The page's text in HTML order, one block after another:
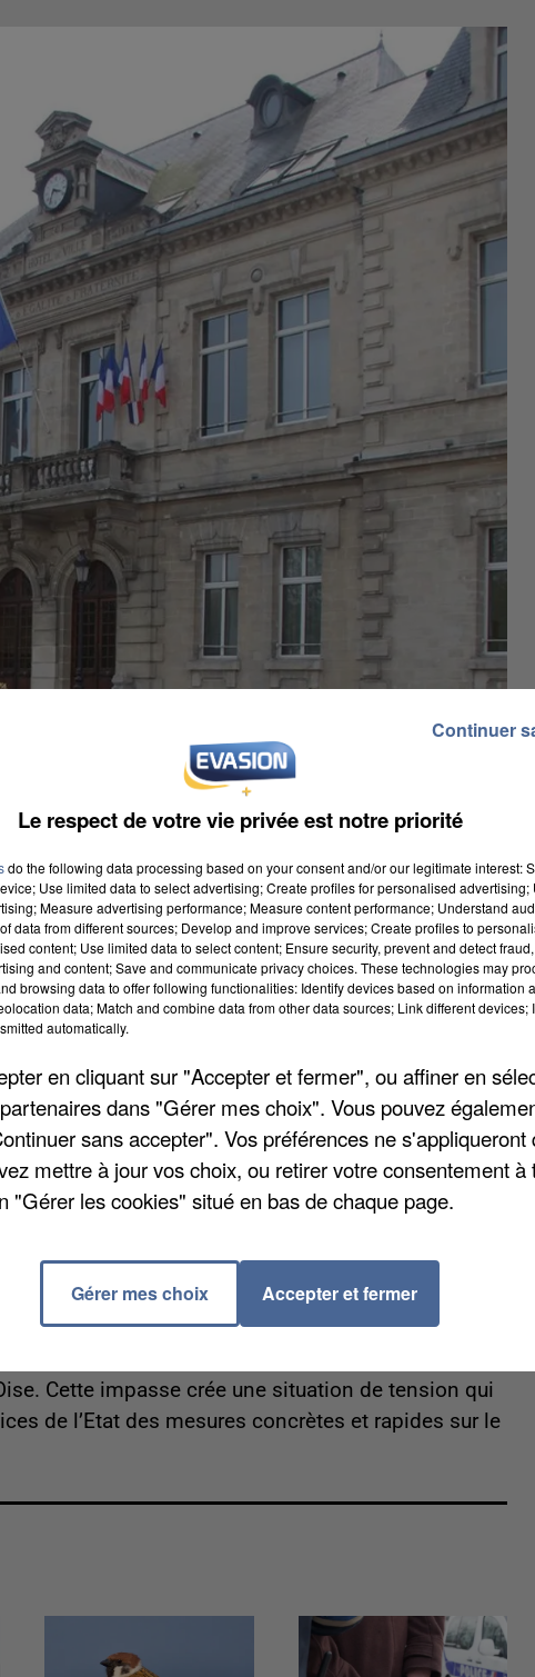
à Creil est occupé par des caravanes
Dans un communiqué, le maire Jean-Claude
Musique avaient dû annuler des dates de concert.
a enjoint aux occupants de quitter les lieux.
auprès des services de l’Etat pour permettre ce
L'édile regrette « les désagréments que causent ces
de la Grange à Musique et les pertes financières
de la ville et de l’agglomération de répondre à la
aucune de nos propositions n’a malheureusement
Cette impasse crée une situation de tension qui
de l’Etat des mesures concrètes et rapides sur le
Le respect de votre vie privée est notre priorité
do the following data processing based on your consent and/or our legitimate interest:
Use limited data to select advertising; Create profiles for personalised advertising;
Measure advertising performance; Measure content performance; Understand
data from different sources; Develop and improve services; Create profiles to
content; Use limited data to select content; Ensure security, prevent and detect
and content; Save and communicate privacy choices. These technologies may
browsing data to offer following functionalities: Identify devices based on information
data; Match and combine data from other data sources; Link different devices;
automatically.
en cliquant sur "Accepter et fermer", ou affiner en
dans "Gérer mes choix". Vous pouvez
sans accepter". Vos préférences ne s'appliqueront
mettre à jour vos choix, ou retirer votre consentement à
"Gérer les cookies" situé en bas de chaque page.
Gérer mes choix Accepter et fermer
Continuer